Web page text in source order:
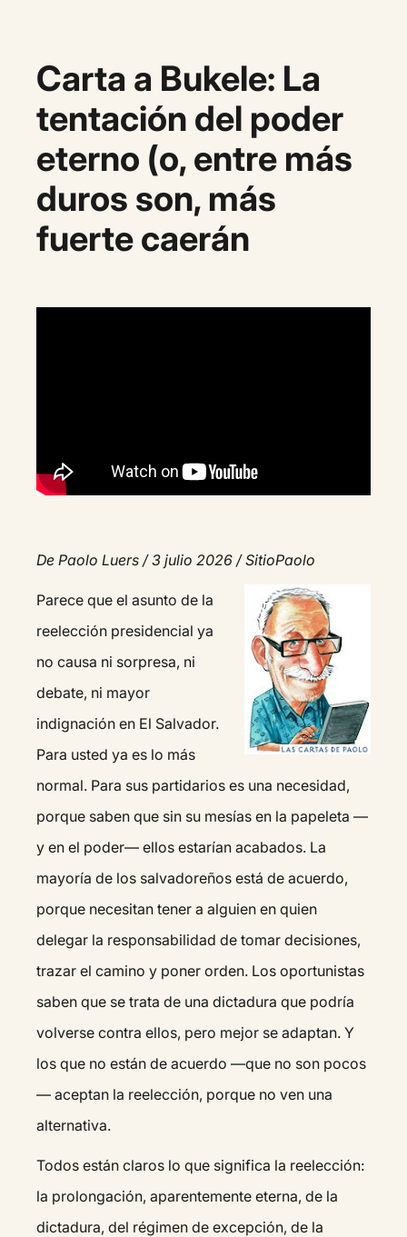
Carta a Bukele: La
tentación del poder
eterno (o, entre más
duros son, más
fuerte caerán
De Paolo Luers / 3 julio 2026 / SitioPaolo
Parece que el asunto de la
reelección presidencial ya
no causa ni sorpresa, ni
debate, ni mayor
indignación en El Salvador.
Para usted ya es lo más
normal. Para sus partidarios es una necesidad,
porque saben que sin su mesías en la papeleta —
y en el poder— ellos estarían acabados. La
mayoría de los salvadoreños está de acuerdo,
porque necesitan tener a alguien en quien
delegar la responsabilidad de tomar decisiones,
trazar el camino y poner orden. Los oportunistas
saben que se trata de una dictadura que podría
volverse contra ellos, pero mejor se adaptan. Y
los que no están de acuerdo —que no son pocos
— aceptan la reelección, porque no ven una
alternativa.
Todos están claros lo que significa la reelección:
la prolongación, aparentemente eterna, de la
dictadura, del régimen de excepción, de la